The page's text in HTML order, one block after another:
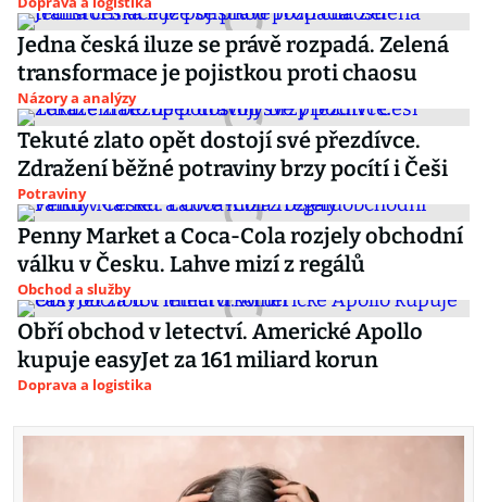
Jedna česká iluze se právě rozpadá. Zelená
transformace je pojistkou proti chaosu
Názory a analýzy
Tekuté zlato opět dostojí své přezdívce.
Zdražení běžné potraviny brzy pocítí i Češi
Potraviny
Penny Market a Coca-Cola rozjely obchodní
válku v Česku. Lahve mizí z regálů
Obchod a služby
Obří obchod v letectví. Americké Apollo
kupuje easyJet za 161 miliard korun
Doprava a logistika